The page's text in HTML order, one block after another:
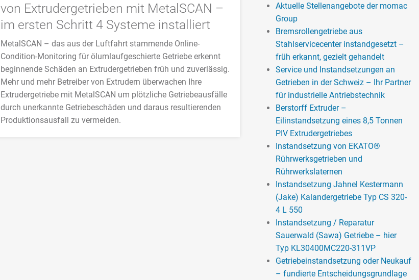
von Extrudergetrieben mit MetalSCAN –
im ersten Schritt 4 Systeme installiert
MetalSCAN – das aus der Luftfahrt stammende Online-
Condition-Monitoring für ölumlaufgeschierte Getriebe erkennt
beginnende Schäden an Extrudergetrieben früh und zuverlässig.
Mehr und mehr Betreiber von Extrudern überwachen Ihre
Extrudergetriebe mit MetalSCAN um plötzliche Getriebeausfälle
durch unerkannte Getriebeschäden und daraus resultierenden
Produktionsausfall zu vermeiden.
Aktuelle Stellenangebote der momac
Group
Bremsrollengetriebe aus
Stahlservicecenter instandgesetzt –
früh erkannt, gezielt gehandelt
Service und Instandsetzungen an
Getrieben in der Schweiz – Ihr Partner
für industrielle Antriebstechnik
Berstorff Extruder –
Eilinstandsetzung eines 8,5 Tonnen
PIV Extrudergetriebes
Instandsetzung von EKATO®
Rührwerksgetrieben und
Rührwerkslaternen
Instandsetzung Jahnel Kestermann
(Jake) Kalandergetriebe Typ CS 320-
4 L 550
Instandsetzung / Reparatur
Sauerwald (Sawa) Getriebe – hier
Typ KL30400MC220-311VP
Getriebeinstandsetzung oder Neukauf
– fundierte Entscheidungsgrundlage